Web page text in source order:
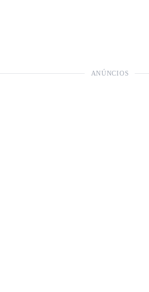
ANÚNCIOS